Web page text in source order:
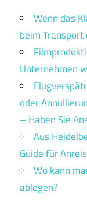
Wenn das
beim
Unternehmen
oder
– Haben Sie
Aus
Guide für
Wo kann
ablegen?